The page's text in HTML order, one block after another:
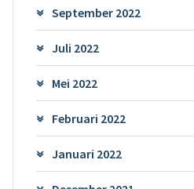
September 2022
Juli 2022
Mei 2022
Februari 2022
Januari 2022